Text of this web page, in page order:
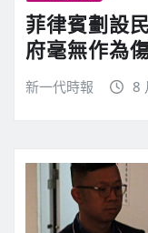
菲律賓劃設
府毫無作為
新一代時報 8